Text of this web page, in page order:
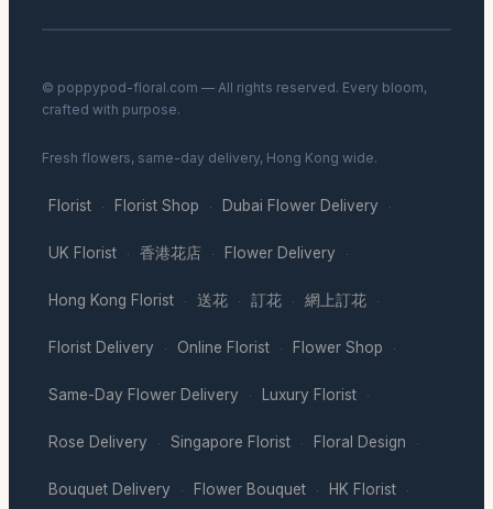
© poppypod-floral.com — All rights reserved. Every bloom,
crafted with purpose.
Fresh flowers, same-day delivery, Hong Kong wide.
Florist · Florist Shop · Dubai Flower Delivery ·
UK Florist · 香港花店 · Flower Delivery ·
Hong Kong Florist · 送花 · 訂花 · 網上訂花 ·
Florist Delivery · Online Florist · Flower Shop ·
Same-Day Flower Delivery · Luxury Florist ·
Rose Delivery · Singapore Florist · Floral Design ·
Bouquet Delivery · Flower Bouquet · HK Florist ·